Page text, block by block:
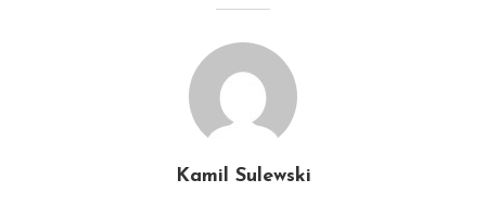
Kamil Sulewski